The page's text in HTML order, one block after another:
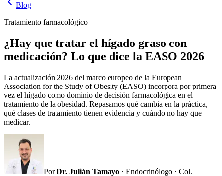
Blog
Tratamiento farmacológico
¿Hay que tratar el hígado graso con
medicación? Lo que dice la EASO 2026
La actualización 2026 del marco europeo de la European
Association for the Study of Obesity (EASO) incorpora por primera
vez el hígado como dominio de decisión farmacológica en el
tratamiento de la obesidad. Repasamos qué cambia en la práctica,
qué clases de tratamiento tienen evidencia y cuándo no hay que
medicar.
Por Dr. Julián Tamayo · Endocrinólogo · Col.